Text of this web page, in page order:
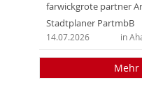
farwickgrote partner
Stadtplaner PartmbB
in
14.07.2026
Mehr